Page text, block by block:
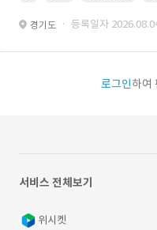
경기도 · 등록일자
로그인하여
서비스 전체보기
위시켓